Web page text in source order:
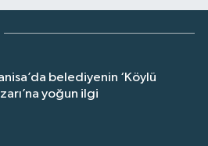
belediyenin ‘Köylü
yoğun ilgi